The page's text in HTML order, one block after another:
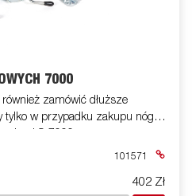
7000
zamówić dłuższe
tylko w przypadku zakupu nóg
S-7000
101571
402 Zł